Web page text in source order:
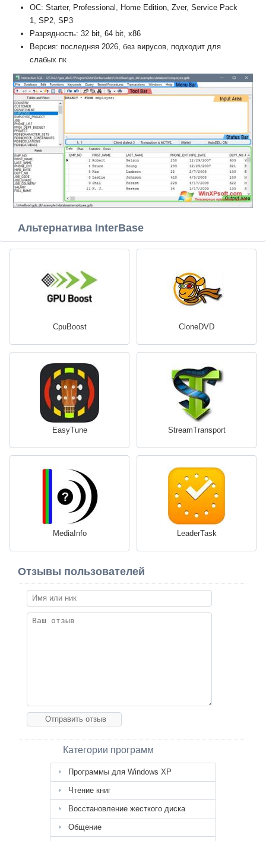
ОС: Starter, Professional, Home Edition, Zver, Service Pack
1, SP2, SP3
Разрядность: 32 bit, 64 bit, x86
Версия: последняя 2026, без вирусов, подходит для
слабых пк
Альтернатива InterBase
CpuBoost CloneDVD
EasyTune StreamTransport
MediaInfo LeaderTask
Отзывы пользователей
Категории программ
Программы для Windows XP
Чтение книг
Восстановление жесткого диска
Общение